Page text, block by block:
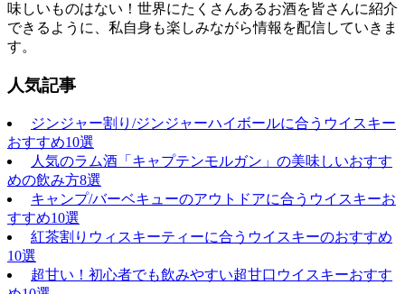
味しいものはない！世界にたくさんあるお酒を皆さんに紹介
できるように、私自身も楽しみながら情報を配信していきま
す。
人気記事
ジンジャー割り/ジンジャーハイボールに合うウイスキー
おすすめ10選
人気のラム酒「キャプテンモルガン」の美味しいおすす
めの飲み方8選
キャンプ/バーベキューのアウトドアに合うウイスキーお
すすめ10選
紅茶割りウィスキーティーに合うウイスキーのおすすめ
10選
超甘い！初心者でも飲みやすい超甘口ウイスキーおすす